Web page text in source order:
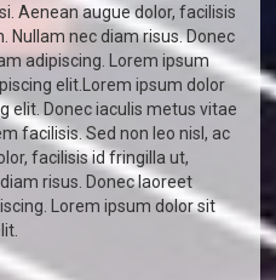
Aenean augue dolor, facilisis
Nullam nec diam risus. Donec
adipiscing. Lorem ipsum
elit.Lorem ipsum dolor
elit. Donec iaculis metus vitae
facilisis. Sed non leo nisl, ac
facilisis id fringilla ut,
risus. Donec laoreet
Lorem ipsum dolor sit